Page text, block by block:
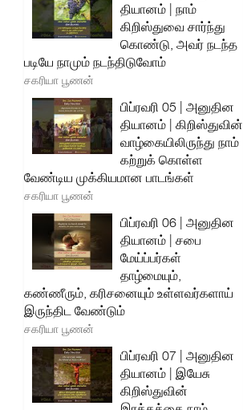
தியானம் | நாம்
கிறிஸ்துவை சார்ந்து
கொண்டு, அவர் நடந்த
படியே நாமும் நடந்திடுவோம்
சகரியா பூணன்
பிப்ரவரி 05 | அனுதின
தியானம் | கிறிஸ்துவின்
வாழ்கையிலிருந்து நாம்
கற்றுக் கொள்ள
வேண்டிய முக்கியமான பாடங்கள்
சகரியா பூணன்
பிப்ரவரி 06 | அனுதின
தியானம் | சபை
மேய்ப்பர்கள்
தாழ்மையும்,
கண்ணீரும், கரிசனையும் உள்ளவர்களாய்
இருந்திட வேண்டும்
சகரியா பூணன்
பிப்ரவரி 07 | அனுதின
தியானம் | இயேசு
கிறிஸ்துவின்